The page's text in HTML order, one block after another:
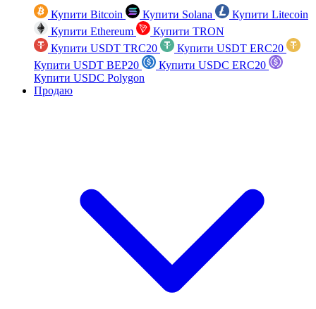
Купити Bitcoin Купити Solana
Купити Litecoin
Купити Ethereum
Купити TRON
Купити USDT TRC20
Купити USDT ERC20
Купити USDT BEP20
Купити USDC ERC20
Купити USDC Polygon
Продаю